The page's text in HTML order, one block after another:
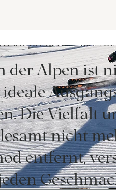
SKIGEBIET
der Alpen ist
Die Vielfalt
nicht
entfernt,